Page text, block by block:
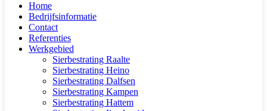
Home
Bedrijfsinformatie
Contact
Referenties
Werkgebied
Sierbestrating Raalte
Sierbestrating Heino
Sierbestrating Dalfsen
Sierbestrating Kampen
Sierbestrating Hattem